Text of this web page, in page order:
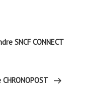
SNCF CONNECT